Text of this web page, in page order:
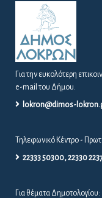
Για την ευκολότερη
e-mail του Δήμου.
lokron@dimos-
Τηλεφωνικό Κέντρο -
22333 50300, 22330
Για θέματα Δημοτολογίου: